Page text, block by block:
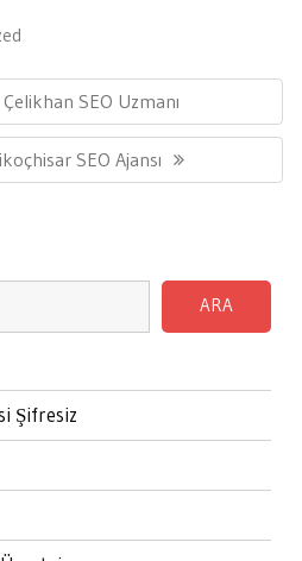
SEO Uzmanı
SEO Ajansı
ARA
Şifresiz